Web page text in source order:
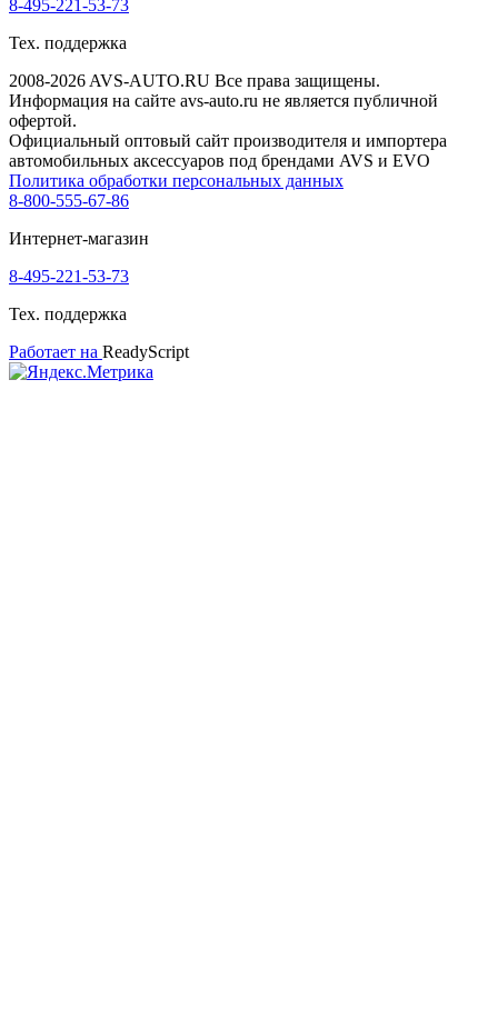
8-495-221-53-73
Тех. поддержка
2008-2026 AVS-AUTO.RU Все права защищены.
Информация на сайте avs-auto.ru не является публичной
офертой.
Официальный оптовый сайт производителя и импортера
автомобильных аксессуаров под брендами AVS и EVO
Политика обработки персональных данных
8-800-555-67-86
Интернет-магазин
8-495-221-53-73
Тех. поддержка
Работает на ReadyScript